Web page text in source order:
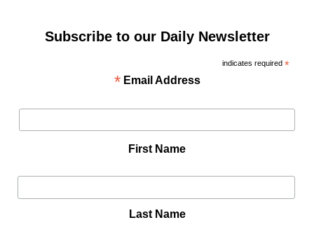
Subscribe to our Daily Newsletter
*
indicates required
Email Address
*
First Name
Last Name